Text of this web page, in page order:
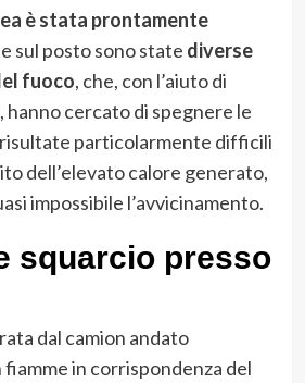
è stata prontamente
sul posto sono state diverse
fuoco, che, con l’aiuto di
cercato di spegnere le
particolarmente difficili
dell’elevato calore generato,
impossibile l’avvicinamento.
squarcio presso
dal camion andato
in corrispondenza del